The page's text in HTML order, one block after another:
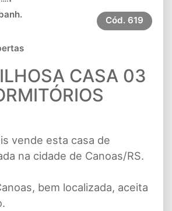
Cód. 619
CASA 03
vende esta casa de
na cidade de Canoas/RS.
bem localizada, aceita